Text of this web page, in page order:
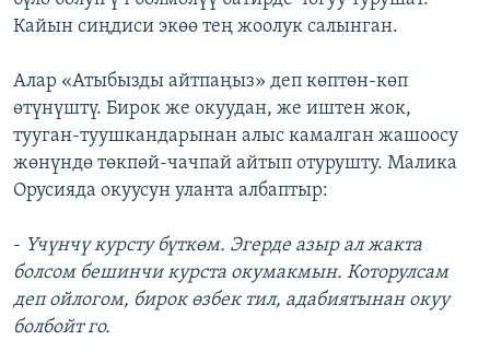
Кайын сиңдиси экөө тең жоолук салынган.
Алар «Атыбызды айтпаңыз» деп көптөн-көп
өтүнүштү. Бирок же окуудан, же иштен жок,
тууган-туушкандарынан алыс камалган жашоосу
жөнүндө төкпөй-чачпай айтып отурушту. Малика
Орусияда окуусун уланта албаптыр:
- Үчүнчү курсту бүткөм. Эгерде азыр ал жакта
болсом бешинчи курста окумакмын. Которулсам
деп ойлогом, бирок өзбек тил, адабиятынан окуу
болбойт го.